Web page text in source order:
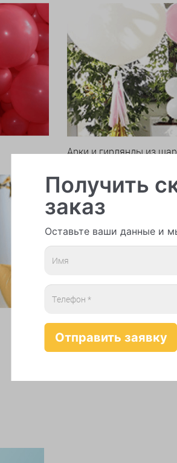
Арки и гирлянды из
Получить
заказ
Оставьте ваши данные и